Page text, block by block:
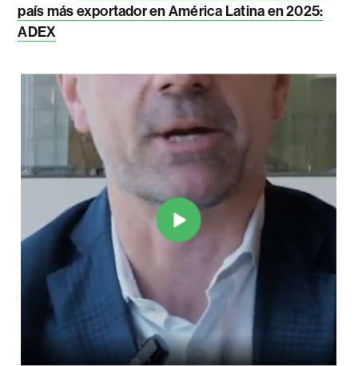
país más exportador en América Latina en 2025:
ADEX